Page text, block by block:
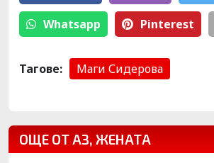
Whatsapp Pinterest
Тагове: Маги Сидерова
ОЩЕ ОТ АЗ, ЖЕНАТА